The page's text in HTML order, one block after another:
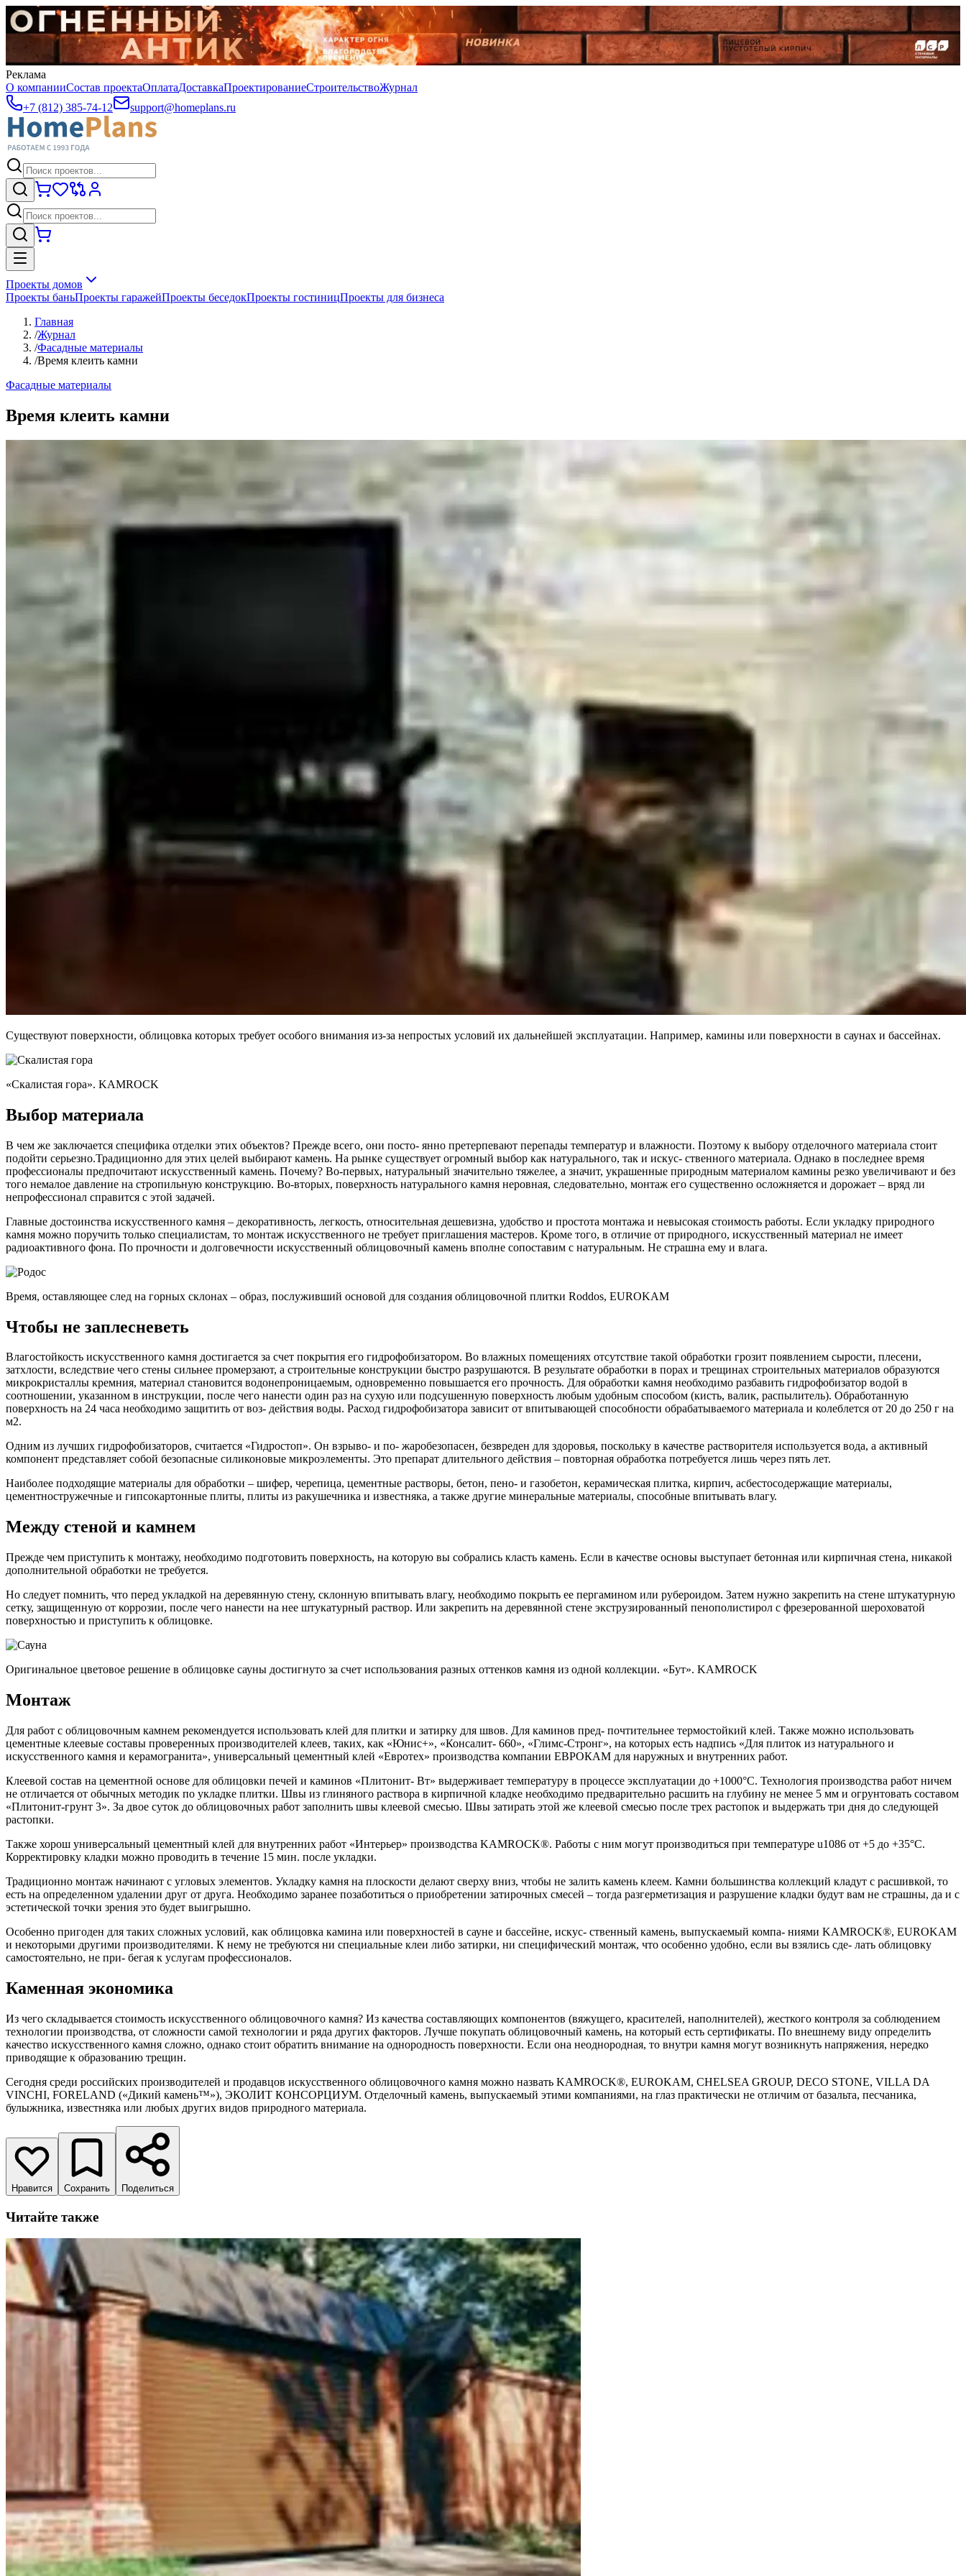
Реклама
О компанииСостав проектаОплатаДоставкаПроектированиеСтроительствоЖурнал
+7 (812) 385-74-12
support@homeplans.ru
Проекты домов
Проекты баньПроекты гаражейПроекты беседокПроекты гостиницПроекты для бизнеса
Главная
/Журнал
/Фасадные материалы
/Время клеить камни
Фасадные материалы
Время клеить камни
Существуют поверхности, облицовка которых требует особого внимания из-за непростых условий их дальнейшей эксплуатации. Например, камины или поверхности в саунах и бассейнах.
«Скалистая гора». KAMROCK
Выбор материала
В чем же заключается специфика отделки этих объектов? Прежде всего, они посто- янно претерпевают перепады температур и влажности. Поэтому к выбору отделочного материала стоит
подойти серьезно.Традиционно для этих целей выбирают камень. На рынке существует огромный выбор как натурального, так и искус- ственного материала. Однако в последнее время
профессионалы предпочитают искусственный камень. Почему? Во-первых, натуральный значительно тяжелее, а значит, украшенные природным материалом камины резко увеличивают и без
того немалое давление на стропильную конструкцию. Во-вторых, поверхность натурального камня неровная, следовательно, монтаж его существенно осложняется и дорожает – вряд ли
непрофессионал справится с этой задачей.
Главные достоинства искусственного камня – декоративность, легкость, относительная дешевизна, удобство и простота монтажа и невысокая стоимость работы. Если укладку природного
камня можно поручить только специалистам, то монтаж искусственного не требует приглашения мастеров. Кроме того, в отличие от природного, искусственный материал не имеет
радиоактивного фона. По прочности и долговечности искусственный облицовочный камень вполне сопоставим с натуральным. Не страшна ему и влага.
Время, оставляющее след на горных склонах – образ, послуживший основой для создания облицовочной плитки Roddos, EUROKAM
Чтобы не заплесневеть
Влагостойкость искусственного камня достигается за счет покрытия его гидрофобизатором. Во влажных помещениях отсутствие такой обработки грозит появлением сырости, плесени,
затхлости, вследствие чего стены сильнее промерзают, а строительные конструкции быстро разрушаются. В результате обработки в порах и трещинах строительных материалов образуются
микрокристаллы кремния, материал становится водонепроницаемым, одновременно повышается его прочность. Для обработки камня необходимо разбавить гидрофобизатор водой в
соотношении, указанном в инструкции, после чего нанести один раз на сухую или подсушенную поверхность любым удобным способом (кисть, валик, распылитель). Обработанную
поверхность на 24 часа необходимо защитить от воз- действия воды. Расход гидрофобизатора зависит от впитывающей способности обрабатываемого материала и колеблется от 20 до 250 г на
м2.
Одним из лучших гидрофобизаторов, считается «Гидростоп». Он взрыво- и по- жаробезопасен, безвреден для здоровья, поскольку в качестве растворителя используется вода, а активный
компонент представляет собой безопасные силиконовые микроэлементы. Это препарат длительного действия – повторная обработка потребуется лишь через пять лет.
Наиболее подходящие материалы для обработки – шифер, черепица, цементные растворы, бетон, пено- и газобетон, керамическая плитка, кирпич, асбестосодержащие материалы,
цементностружечные и гипсокартонные плиты, плиты из ракушечника и известняка, а также другие минеральные материалы, способные впитывать влагу.
Между стеной и камнем
Прежде чем приступить к монтажу, необходимо подготовить поверхность, на которую вы собрались класть камень. Если в качестве основы выступает бетонная или кирпичная стена, никакой
дополнительной обработки не требуется.
Но следует помнить, что перед укладкой на деревянную стену, склонную впитывать влагу, необходимо покрыть ее пергамином или рубероидом. Затем нужно закрепить на стене штукатурную
сетку, защищенную от коррозии, после чего нанести на нее штукатурный раствор. Или закрепить на деревянной стене экструзированный пенополистирол с фрезерованной шероховатой
поверхностью и приступить к облицовке.
Оригинальное цветовое решение в облицовке сауны достигнуто за счет использования разных оттенков камня из одной коллекции. «Бут». KAMROCK
Монтаж
Для работ с облицовочным камнем рекомендуется использовать клей для плитки и затирку для швов. Для каминов пред- почтительнее термостойкий клей. Также можно использовать
цементные клеевые составы проверенных производителей клеев, таких, как «Юнис+», «Консалит- 660», «Глимс-Стронг», на которых есть надпись «Для плиток из натурального и
искусственного камня и керамогранита», универсальный цементный клей «Евротех» производства компании ЕВРОКАМ для наружных и внутренних работ.
Клеевой состав на цементной основе для облицовки печей и каминов «Плитонит- Вт» выдерживает температуру в процессе эксплуатации до +1000°С. Технология производства работ ничем
не отличается от обычных методик по укладке плитки. Швы из глиняного раствора в кирпичной кладке необходимо предварительно расшить на глубину не менее 5 мм и огрунтовать составом
«Плитонит-грунт 3». За двое суток до облицовочных работ заполнить швы клеевой смесью. Швы затирать этой же клеевой смесью после трех растопок и выдержать три дня до следующей
растопки.
Также хорош универсальный цементный клей для внутренних работ «Интерьер» производства KAMROCK®. Работы с ним могут производиться при температуре u1086 от +5 до +35°С.
Корректировку кладки можно проводить в течение 15 мин. после укладки.
Традиционно монтаж начинают с угловых элементов. Укладку камня на плоскости делают сверху вниз, чтобы не залить камень клеем. Камни большинства коллекций кладут с расшивкой, то
есть на определенном удалении друг от друга. Необходимо заранее позаботиться о приобретении затирочных смесей – тогда разгерметизация и разрушение кладки будут вам не страшны, да и с
эстетической точки зрения это будет выигрышно.
Особенно пригоден для таких сложных условий, как облицовка камина или поверхностей в сауне и бассейне, искус- ственный камень, выпускаемый компа- ниями KAMROCK®, EUROKAM
и некоторыми другими производителями. К нему не требуются ни специальные клеи либо затирки, ни специфический монтаж, что особенно удобно, если вы взялись сде- лать облицовку
самостоятельно, не при- бегая к услугам профессионалов.
Каменная экономика
Из чего складывается стоимость искусственного облицовочного камня? Из качества составляющих компонентов (вяжущего, красителей, наполнителей), жесткого контроля за соблюдением
технологии производства, от сложности самой технологии и ряда других факторов. Лучше покупать облицовочный камень, на который есть сертификаты. По внешнему виду определить
качество искусственного камня сложно, однако стоит обратить внимание на однородность поверхности. Если она неоднородная, то внутри камня могут возникнуть напряжения, нередко
приводящие к образованию трещин.
Сегодня среди российских производителей и продавцов искусственного облицовочного камня можно назвать KAMROCK®, EUROKAM, CHELSEA GROUP, DECO STONE, VILLA DA
VINCHI, FORELAND («Дикий камень™»), ЭКОЛИТ КОНСОРЦИУМ. Отделочный камень, выпускаемый этими компаниями, на глаз практически не отличим от базальта, песчаника,
булыжника, известняка или любых других видов природного материала.
Нравится Сохранить Поделиться
Читайте также